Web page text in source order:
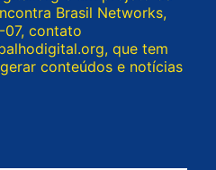
Brasil Networks,
07, contato
, que tem
conteúdos e notícias